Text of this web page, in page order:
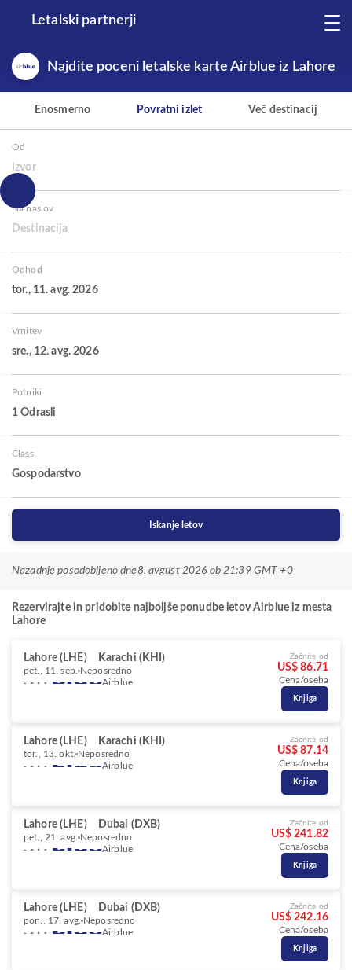
Letalski partnerji
Najdite poceni letalske karte Airblue iz Lahore
Enosmerno Povratni izlet Več destinacij
Od
Izvor
Na naslov
Destinacija
Odhod
tor., 11. avg. 2026
Vrnitev
sre., 12. avg. 2026
Potniki
1 Odrasli
Class
Gospodarstvo
Iskanje letov
Nazadnje posodobljeno dne8. avgust 2026 ob 21:39 GMT +0
Rezervirajte in pridobite najboljše ponudbe letov Airblue iz mesta
Lahore
Lahore (LHE) Karachi (KHI)
pet., 11. sep. Neposredno
Airblue
Začnite od
US$ 86.71
Cena/oseba
Knjiga
Lahore (LHE) Karachi (KHI)
tor., 13. okt. Neposredno
Airblue
Začnite od
US$ 87.14
Cena/oseba
Knjiga
Lahore (LHE) Dubai (DXB)
pet., 21. avg. Neposredno
Airblue
Začnite od
US$ 241.82
Cena/oseba
Knjiga
Lahore (LHE) Dubai (DXB)
pon., 17. avg. Neposredno
Airblue
Začnite od
US$ 242.16
Cena/oseba
Knjiga